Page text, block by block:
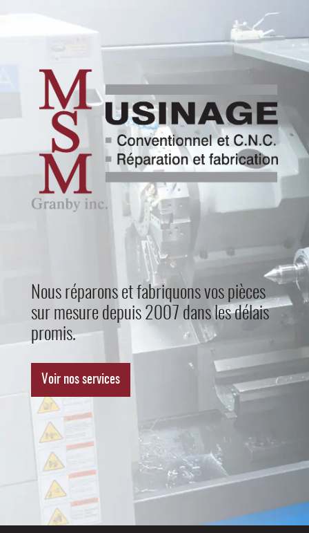
Nous réparons et fabriquons vos pièces
sur mesure depuis 2007 dans les délais
promis.
Voir nos services